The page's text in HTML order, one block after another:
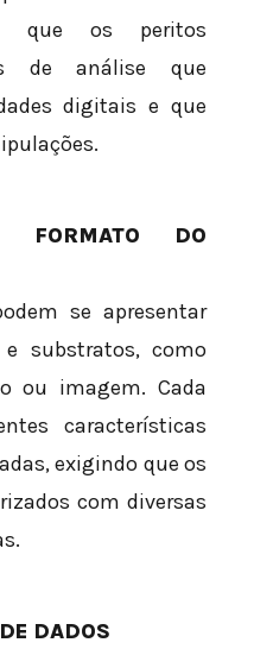
que os peritos
de análise que
digitais e que
FORMATO DO
se apresentar
substratos, como
ou imagem. Cada
características
exigindo que os
com diversas
DADOS